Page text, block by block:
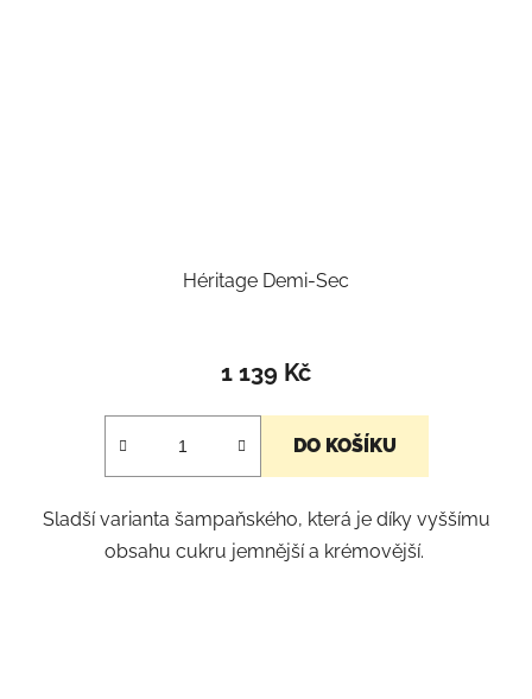
Héritage Demi-Sec
1 139 Kč
DO KOŠÍKU
Sladší varianta šampaňského, která je díky vyššímu
obsahu cukru jemnější a krémovější.